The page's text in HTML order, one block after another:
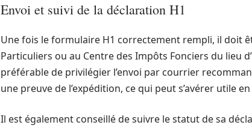
Envoi et suivi de la déclaration H1
Une fois le formulaire H1 correctement rempli, il doit
Particuliers ou au Centre des Impôts Fonciers du lieu
préférable de privilégier l’envoi par courrier
une preuve de l’expédition, ce qui peut s’avérer utile
Il est également conseillé de suivre le statut de sa